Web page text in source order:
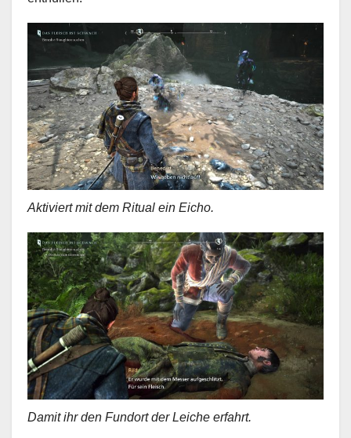
Aktiviert mit dem Ritual ein Eicho.
Damit ihr den Fundort der Leiche erfahrt.